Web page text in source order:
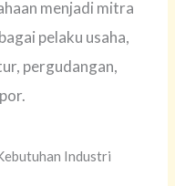
menjadi mitra
pelaku usaha,
pergudangan,
Industri